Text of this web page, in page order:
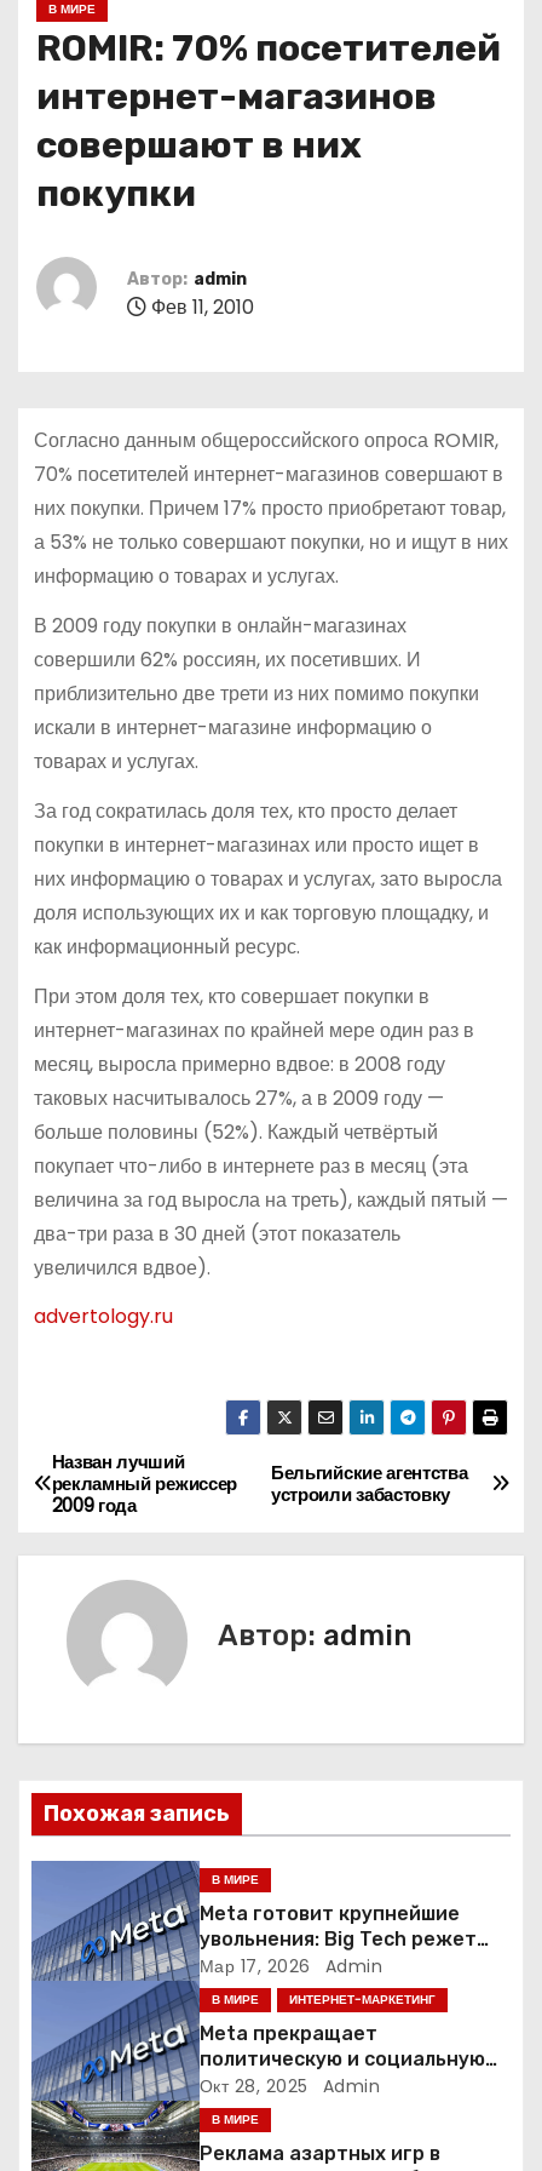
В МИРЕ
ROMIR: 70% посетителей
интернет-магазинов
совершают в них
покупки
Автор: admin
Фев 11, 2010
Согласно данным общероссийского опроса ROMIR,
70% посетителей интернет-магазинов совершают в
них покупки. Причем 17% просто приобретают товар,
а 53% не только совершают покупки, но и ищут в них
информацию о товарах и услугах.
В 2009 году покупки в онлайн-магазинах
совершили 62% россиян, их посетивших. И
приблизительно две трети из них помимо покупки
искали в интернет-магазине информацию о
товарах и услугах.
За год сократилась доля тех, кто просто делает
покупки в интернет-магазинах или просто ищет в
них информацию о товарах и услугах, зато выросла
доля использующих их и как торговую площадку, и
как информационный ресурс.
При этом доля тех, кто совершает покупки в
интернет-магазинах по крайней мере один раз в
месяц, выросла примерно вдвое: в 2008 году
таковых насчитывалось 27%, а в 2009 году —
больше половины (52%). Каждый четвёртый
покупает что-либо в интернете раз в месяц (эта
величина за год выросла на треть), каждый пятый —
два-три раза в 30 дней (этот показатель
увеличился вдвое).
advertology.ru
Н
а
ц
и
п
о
а
п
Бельгийские агентства
устроили забастовку
Назван лучший
рекламный режиссер
2009 года
Автор: admin
Похожая запись
В МИРЕ
Meta готовит крупнейшие
увольнения: Big Tech режет
людей ради искусственного
интеллекта
Мар 17, 2026 Admin
В МИРЕ ИНТЕРНЕТ-МАРКЕТИНГ
Meta прекращает
политическую и социальную
рекламу в ЕС. Почему это
меняет рынок цифровой
рекламы?
Окт 28, 2025 Admin
В МИРЕ
Реклама азартных игр в